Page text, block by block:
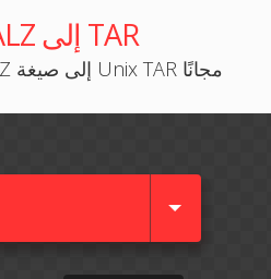
محول ALZ إلى TAR
استخرج أرشيفات ALZ إلى صيغة Unix TAR مجانًا